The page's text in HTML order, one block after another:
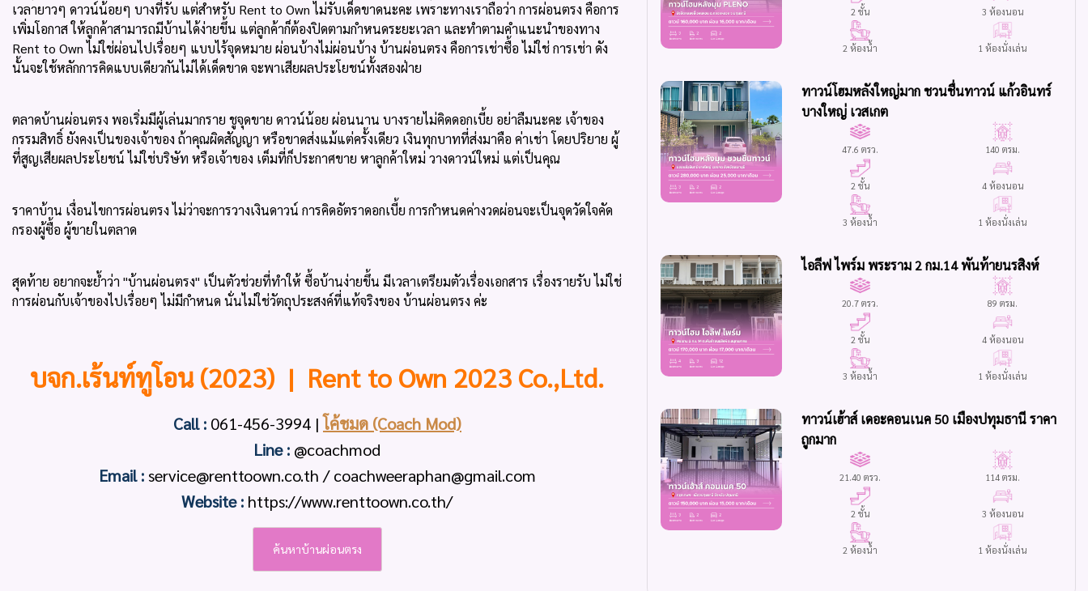
เวลายาวๆ ดาวน์น้อยๆ บางที่รับ แต่สำหรับ Rent to Own ไม่รับเด็ดขาดนะคะ เพราะทางเราถือว่า การผ่อนตรง คือการ
เพิ่มโอกาส ให้ลูกค้าสามารถมีบ้านได้ง่ายขึ้น แต่ลูกค้าก็ต้องปิดตามกำหนดระยะเวลา และทำตามคำแนะนำของทาง
Rent to Own ไม่ใช่ผ่อนไปเรื่อยๆ แบบไร้จุดหมาย ผ่อนบ้างไม่ผ่อนบ้าง บ้านผ่อนตรง คือการเช่าซื้อ ไม่ใช่ การเช่า ดัง
นั้นจะใช้หลักการคิดแบบเดียวกันไม่ได้เด็ดขาด จะพาเสียผลประโยชน์ทั้งสองฝ่าย
ตลาดบ้านผ่อนตรง พอเริ่มมีผู้เล่นมากราย ชูจุดขาย ดาวน์น้อย ผ่อนนาน บางรายไม่คิดดอกเบี้ย อย่าลืมนะคะ เจ้าของ
กรรมสิทธิ์ ยังคงเป็นของเจ้าของ ถ้าคุณผิดสัญญา หรือขาดส่งแม้แต่ครั้งเดียว เงินทุกบาทที่ส่งมาคือ ค่าเช่า โดยปริยาย ผู้
ที่สูญเสียผลประโยชน์ ไม่ใช่บริษัท หรือเจ้าของ เต็มที่ก็ประกาศขาย หาลูกค้าใหม่ วางดาวน์ใหม่ แต่เป็นคุณ
ราคาบ้าน เงื่อนไขการผ่อนตรง ไม่ว่าจะการวางเงินดาวน์ การคิดอัตราดอกเบี้ย การกำหนดค่างวดผ่อนจะเป็นจุดวัดใจคัด
กรองผู้ซื้อ ผู้ขายในตลาด
สุดท้าย อยากจะย้ำว่า "บ้านผ่อนตรง" เป็นตัวช่วยที่ทำให้ ซื้อบ้านง่ายขึ้น มีเวลาเตรียมตัวเรื่องเอกสาร เรื่องรายรับ ไม่ใช่
การผ่อนกับเจ้าของไปเรื่อยๆ ไม่มีกำหนด นั่นไม่ใช่วัตถุประสงค์ที่แท้จริงของ บ้านผ่อนตรง ค่ะ
บจก.เร้นท์ทูโอน (2023) | Rent to Own 2023 Co.,Ltd.
Call : 061-456-3994|โค้ชมด (Coach Mod)
Line : @coachmod
Email :service@renttoown.co.th / coachweeraphan@gmail.com
Website : https://www.renttoown.co.th/
ค้นหาบ้านผ่อนตรง
2 ชั้น 3 ห้องนอน
2 ห้องน้ำ 1 ห้องนั่งเล่น
ทาวน์โฮมหลังใหญ่มาก ชวนชื่นทาวน์ แก้วอินทร์
บางใหญ่ เวสเกต
47.6 ตรว. 140 ตรม.
2 ชั้น 4 ห้องนอน
3 ห้องน้ำ 1 ห้องนั่งเล่น
ไอลีฟ ไพร์ม พระราม 2 กม.14 พันท้ายนรสิงห์
20.7 ตรว. 89 ตรม.
2 ชั้น 4 ห้องนอน
3 ห้องน้ำ 1 ห้องนั่งเล่น
ทาวน์เฮ้าส์ เดอะคอนเนค 50 เมืองปทุมธานี ราคา
ถูกมาก
21.40 ตรว. 114 ตรม.
2 ชั้น 3 ห้องนอน
2 ห้องน้ำ 1 ห้องนั่งเล่น